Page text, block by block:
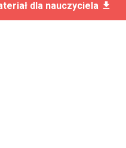
dla nauczyciela